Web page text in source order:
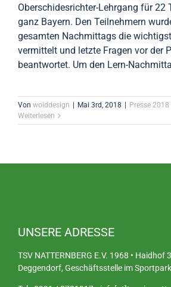
Oberschidesrichter-Lehrgang für 22
ganz Bayern. Den Teilnehmern
gesamten Nachmittags die
vermittelt und letzte Fragen vor der
beantwortet. Um den Lern-
Von woiddesign Mai 3rd, 2018 Presse 2018
Weiterlesen
UNSERE ADRESSE
TSV NATTERNBERG E.V. 1968 • Haidhof
Deggendorf, Geschäftsstelle im